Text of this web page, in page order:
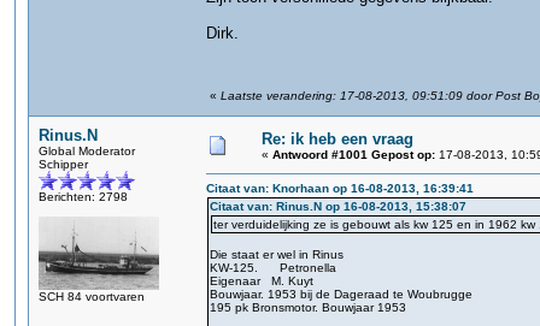
Dirk.
« Laatste verandering: 17-08-2013, 09:51:09 door Post
Rinus.N
Global Moderator
Schipper
Berichten: 2798
SCH 84 voortvaren
Re: ik heb een vraag
« Antwoord #1001 Gepost op: 17-08-2013,
Citaat van: Knorhaan op 16-08-2013, 16:39:41
Citaat van: Rinus.N op 16-08-2013, 15:38:07
ter verduidelijking ze is gebouwt als kw 125 en in 1962 kw
Die staat er wel in Rinus
KW-125. Petronella
Eigenaar M. Kuyt
Bouwjaar. 1953 bij de Dageraad te Woubrugge
195 pk Bronsmotor. Bouwjaar 1953